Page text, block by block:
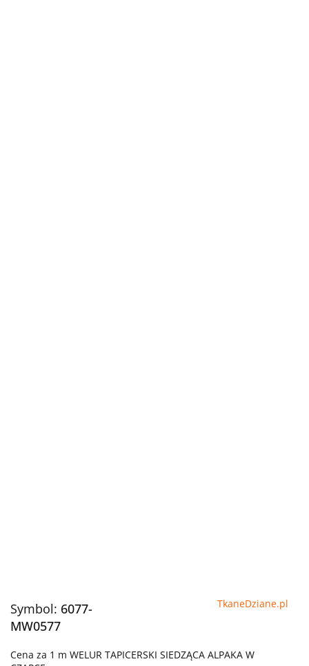
Symbol: 6077-
MW0577
TkaneDziane.pl
Cena za 1 m WELUR TAPICERSKI SIEDZĄCA ALPAKA W